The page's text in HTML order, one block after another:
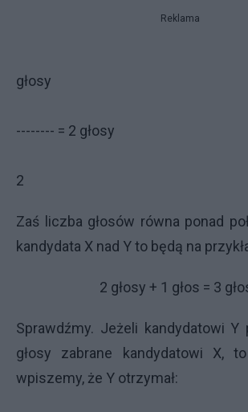
Reklama
głosy
-------- = 2 głosy
2
Zaś liczba głosów równa ponad
kandydata X nad Y to będą na
2 głosy + 1 głos = 3
Sprawdźmy. Jeżeli kandydatowi
głosy zabrane kandydatowi X,
wpiszemy, że Y otrzymał: